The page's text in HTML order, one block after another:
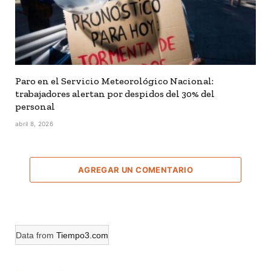
Paro en el Servicio Meteorológico Nacional:
trabajadores alertan por despidos del 30% del
personal
abril 8, 2026
AGREGAR UN COMENTARIO
Data from Tiempo3.com